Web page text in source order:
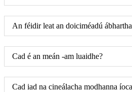
An féidir leat an doiciméadú
Cad é an meán -am luaidhe?
Cad iad na cineálacha modhanna